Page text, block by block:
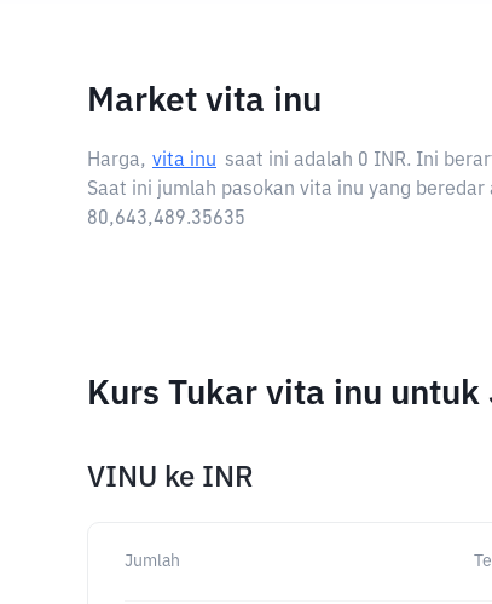
Market vita inu
Harga, vita inu saat ini adalah 0 INR. Ini
Saat ini jumlah pasokan vita inu yang
80,643,489.35635
Kurs Tukar vita inu
VINU ke INR
Jumlah